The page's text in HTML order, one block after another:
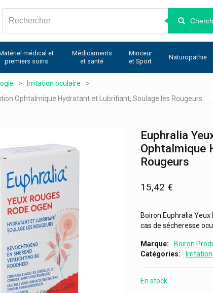
médical et
premiers soins
Médicaments
et santé
Minceur
et Sport
Naturopathie
Irritation oculaire
Ophtalmique Hydratant et Lubrifiant, Soulage les Rougeurs
Euphralia
Ophtalmique
Rougeurs
15,42 €
Boiron Euphralia
cas de sécheresse
Marque
Boiron
Catégories
En stock